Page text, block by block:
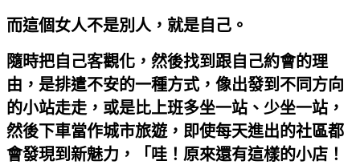
而這個女人不是別人，就是自己。
隨時把自己客觀化，然後找到跟自己約會的理
由，是排遣不安的一種方式，像出發到不同方向
的小站走走，或是比上班多坐一站、少坐一站，
然後下車當作城市旅遊，即使每天進出的社區都
會發現到新魅力，「哇！原來還有這樣的小店！